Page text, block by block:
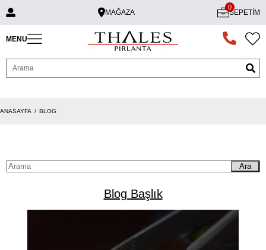
MAĞAZA SEPETIM
0
MENU
ANASAYFA BLOG
Ara
Blog Başlık